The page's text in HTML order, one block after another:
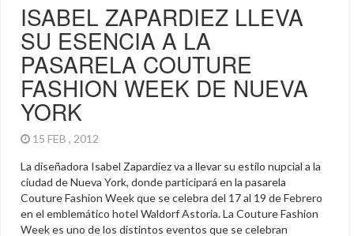
ISABEL ZAPARDIEZ LLEVA
SU ESENCIA A LA
PASARELA COUTURE
FASHION WEEK DE NUEVA
YORK
15 FEB , 2012
La diseñadora Isabel Zapardiez va a llevar su estilo nupcial a la
ciudad de Nueva York, donde participará en la pasarela
Couture Fashion Week que se celebra del 17 al 19 de Febrero
en el emblemático hotel Waldorf Astoria. La Couture Fashion
Week es uno de los distintos eventos que se celebran